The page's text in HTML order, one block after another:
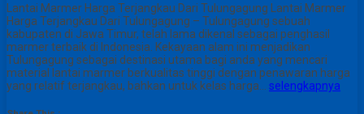
Lantai Marmer Harga Terjangkau Dari Tulungagung Lantai Marmer
Harga Terjangkau Dari Tulungagung – Tulungagung sebuah
kabupaten di Jawa Timur, telah lama dikenal sebagai penghasil
marmer terbaik di Indonesia. Kekayaan alam ini menjadikan
Tulungagung sebagai destinasi utama bagi anda yang mencari
material lantai marmer berkualitas tinggi dengan penawaran harga
yang relatif terjangkau, bahkan untuk kelas harga… selengkapnya